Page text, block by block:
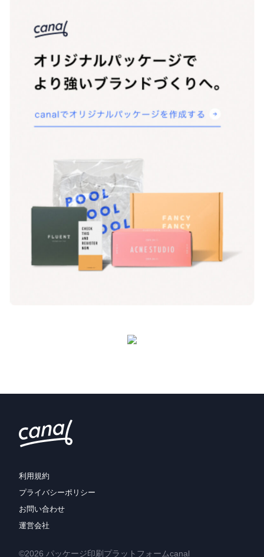
利用規約
プライバシーポリシー
お問い合わせ
運営会社
©2026 パッケージ印刷プラットフォームcanal